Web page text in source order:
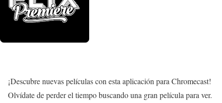
¡Descubre nuevas películas con esta aplicación para Chromecast!
Olvídate de perder el tiempo buscando una gran película para ver.